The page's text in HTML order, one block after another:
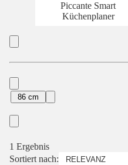
Piccante Smart
Küchenplaner
86 cm
1 Ergebnis
Sortiert nach: